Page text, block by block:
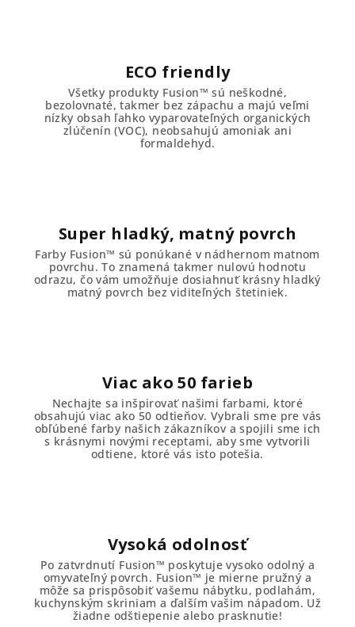
ECO friendly
Všetky produkty Fusion™ sú neškodné,
bezolovnaté, takmer bez zápachu a majú veľmi
nízky obsah ľahko vyparovateľných organických
zlúčenín (VOC), neobsahujú amoniak ani
formaldehyd.
Super hladký, matný povrch
Farby Fusion™ sú ponúkané v nádhernom matnom
povrchu. To znamená takmer nulovú hodnotu
odrazu, čo vám umožňuje dosiahnuť krásny hladký
matný povrch bez viditeľných štetiniek.
Viac ako 50 farieb
Nechajte sa inšpirovať našimi farbami, ktoré
obsahujú viac ako 50 odtieňov. Vybrali sme pre vás
obľúbené farby našich zákazníkov a spojili sme ich
s krásnymi novými receptami, aby sme vytvorili
odtiene, ktoré vás isto potešia.
Vysoká odolnosť
Po zatvrdnutí Fusion™ poskytuje vysoko odolný a
omyvateľný povrch. Fusion™ je mierne pružný a
môže sa prispôsobiť vašemu nábytku, podlahám,
kuchynským skriniam a ďalším vašim nápadom. Už
žiadne odštiepenie alebo prasknutie!